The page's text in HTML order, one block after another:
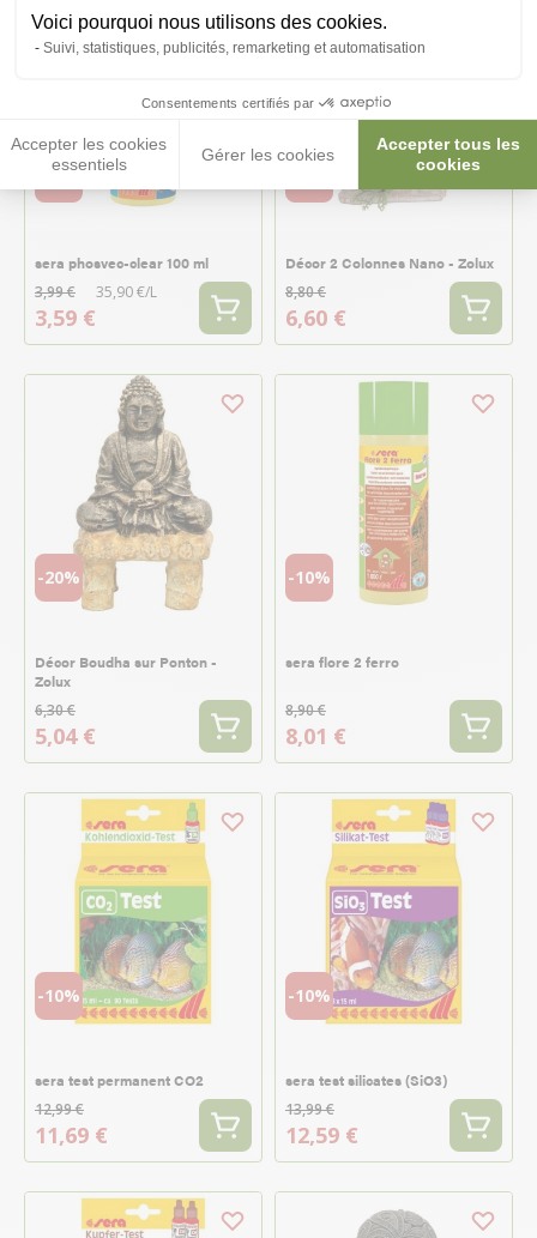
Voici pourquoi nous utilisons des cookies.
Suivi, statistiques, publicités, remarketing et automatisation
Consentements certifiés par
Accepter les cookies
essentiels
Gérer les cookies
Accepter tous les
cookies
-10%
sera phosvec-clear 100 ml
3,99 €
3,59 €
35,90 €/L
Décor 2 Colonnes Nano - Zolux
8,80 €
6,60 €
-20%
Décor Boudha sur Ponton -
Zolux
6,30 €
5,04 €
-10%
sera flore 2 ferro
8,90 €
8,01 €
-10%
sera test permanent CO2
12,99 €
11,69 €
-10%
sera test silicates (SiO3)
13,99 €
12,59 €